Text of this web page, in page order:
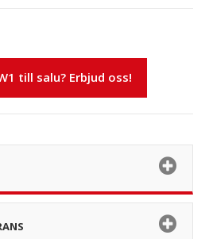
till salu? Erbjud oss!